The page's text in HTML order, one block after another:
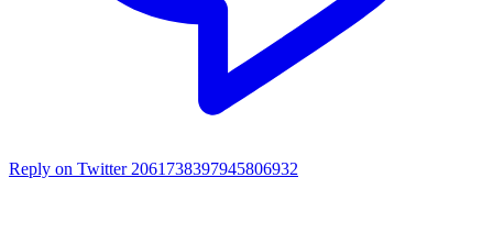
Reply on Twitter 2061738397945806932